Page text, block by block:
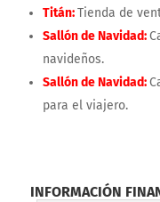
Titán:Tienda de
Sallón de Navidad:
navideños.
Sallón de Navidad:
para el viajero.
INFORMACIÓN